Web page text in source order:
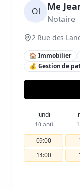
Ol Me
Notaire
2 Rue des
🏠 Immobilier
💰 Gestion de
lundi
10 aoû
09:00
14:00